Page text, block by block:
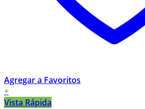
Agregar a Favoritos
+
Vista Rápida